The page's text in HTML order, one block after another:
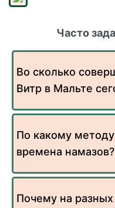
Часто
Во сколько
Витр в Мальте
По какому
времена намазов?
Почему на разных